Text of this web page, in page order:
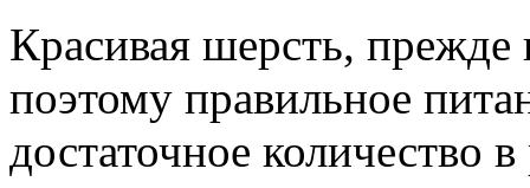
Красивая шерсть, прежде
поэтому правильное
достаточное количество